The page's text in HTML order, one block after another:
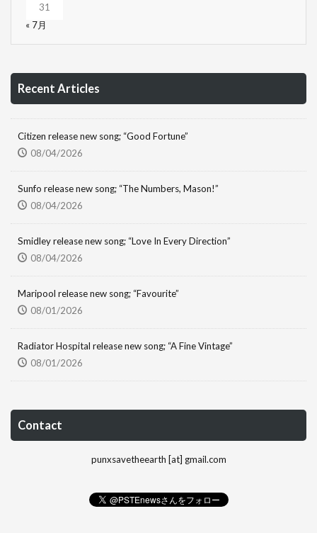
31
« 7月
Recent Articles
Citizen release new song; “Good Fortune”
08/04/2026
Sunfo release new song; “The Numbers, Mason!”
08/04/2026
Smidley release new song; “Love In Every Direction”
08/04/2026
Maripool release new song; “Favourite”
08/01/2026
Radiator Hospital release new song; “A Fine Vintage”
08/01/2026
Contact
punxsavetheearth [at] gmail.com